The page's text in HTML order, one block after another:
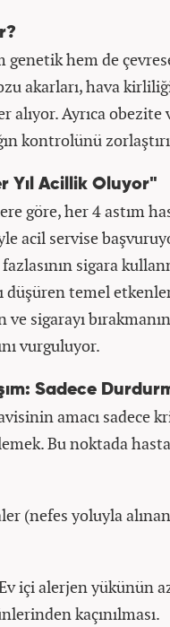
hem de
akarları, hava
alıyor. Ayrıca obezite
kontrolünü
Yıl Acillik Oluyor"
göre, her 4 astım
acil servise
sigara
düşüren temel
sigarayı
vurguluyor.
Sadece
amacı sadece
Bu noktada
(nefes yoluyla
içi alerjen yükünün
kaçınılması.